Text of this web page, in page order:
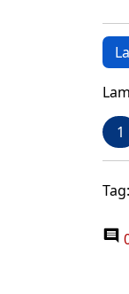
1
Tag: